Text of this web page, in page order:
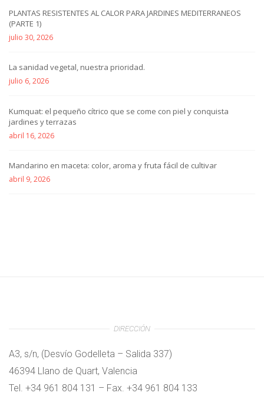
PLANTAS RESISTENTES AL CALOR PARA JARDINES MEDITERRANEOS
(PARTE 1)
julio 30, 2026
La sanidad vegetal, nuestra prioridad.
julio 6, 2026
Kumquat: el pequeño cítrico que se come con piel y conquista
jardines y terrazas
abril 16, 2026
Mandarino en maceta: color, aroma y fruta fácil de cultivar
abril 9, 2026
DIRECCIÓN
A3, s/n, (Desvío Godelleta – Salida 337)
46394 Llano de Quart, Valencia
Tel. +34 961 804 131 – Fax. +34 961 804 133